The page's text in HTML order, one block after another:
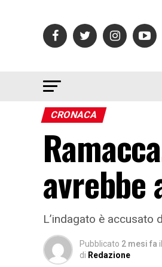
CRONACA
avrebbe
L’indagato è accusato
Pubblicato 2 mesi fa il
di Redazione